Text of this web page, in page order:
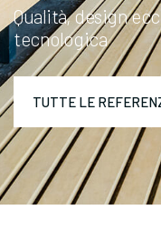
Qualità, design
tecnologica
TUTTE LE